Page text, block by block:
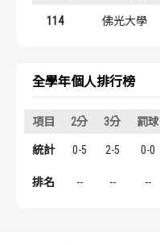
114 佛光大學
全學年個人排行榜
項目 2分 3分 罰球
統計 0-5 2-5 0-0
排名 -- -- --